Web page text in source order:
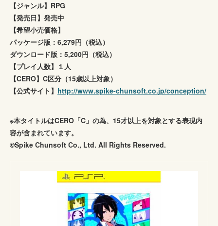
【ジャンル】RPG
【発売日】発売中
【希望小売価格】
パッケージ版：6,279円（税込）
ダウンロード版：5,200円（税込）
【プレイ人数】１人
【CERO】C区分（15歳以上対象）
【公式サイト】 http://www.spike-chunsoft.co.jp/conception/
※本タイトルはCERO「C」の為、15才以上を対象とする表現内
容が含まれています。
©Spike Chunsoft Co., Ltd. All Rights Reserved.